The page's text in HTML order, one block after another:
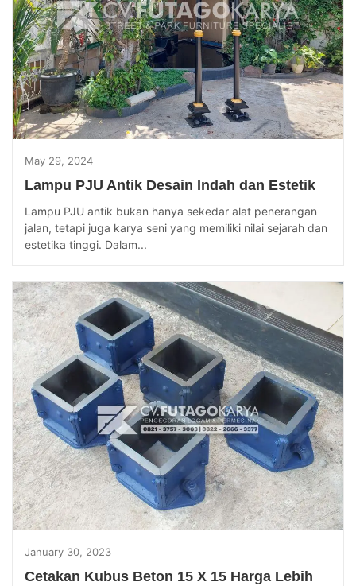
May 29, 2024
Lampu PJU Antik Desain Indah dan Estetik
Lampu PJU antik bukan hanya sekedar alat penerangan
jalan, tetapi juga karya seni yang memiliki nilai sejarah dan
estetika tinggi. Dalam...
January 30, 2023
Cetakan Kubus Beton 15 X 15 Harga Lebih